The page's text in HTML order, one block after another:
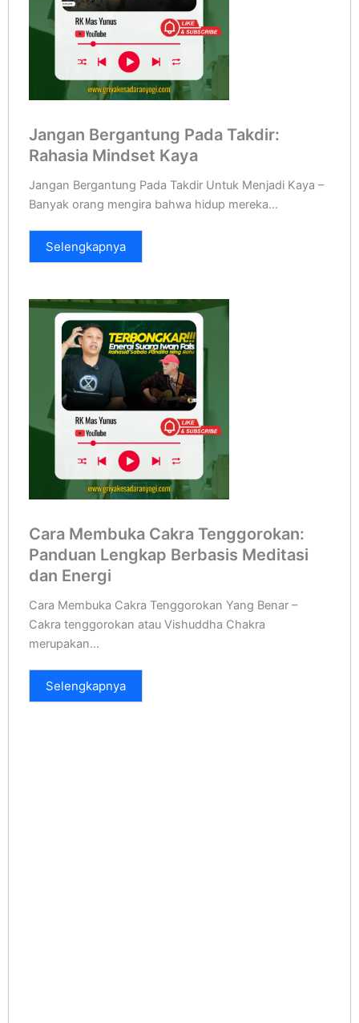
Jangan Bergantung Pada Takdir:
Rahasia Mindset Kaya
Jangan Bergantung Pada Takdir Untuk Menjadi Kaya –
Banyak orang mengira bahwa hidup mereka...
Selengkapnya
Cara Membuka Cakra Tenggorokan:
Panduan Lengkap Berbasis Meditasi
dan Energi
Cara Membuka Cakra Tenggorokan Yang Benar –
Cakra tenggorokan atau Vishuddha Chakra
merupakan...
Selengkapnya